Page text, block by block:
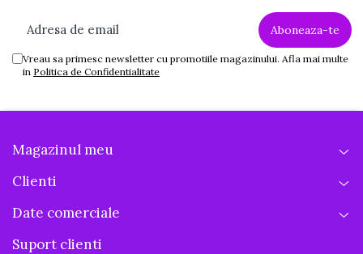
Vreau sa primesc newsletter cu promotiile magazinului. Afla mai multe
in Politica de Confidentialitate
Magazinul meu
Clienti
Date comerciale
Suport clienti